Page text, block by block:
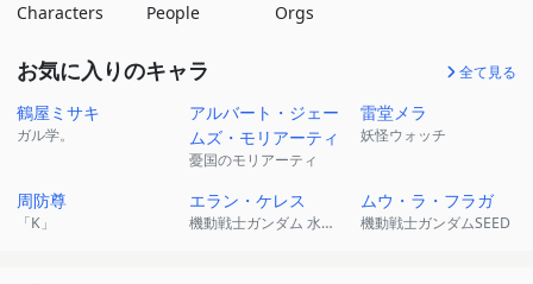
Characters People Orgs
お気に入りのキャラ 全て見る
鶴屋ミサキ
ガル学。
アルバート・ジェー
ムズ・モリアーティ
憂国のモリアーティ
雷堂メラ
妖怪ウォッチ
周防尊
「K」
エラン・ケレス
機動戦士ガンダム 水星の魔女
ムウ・ラ・フラガ
機動戦士ガンダムSEED